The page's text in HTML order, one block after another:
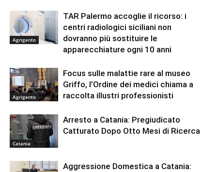
Agrigento
TAR Palermo accoglie il ricorso: i
centri radiologici siciliani non
dovranno più sostituire le
apparecchiature ogni 10 anni
Agrigento
Focus sulle malattie rare al museo
Griffo, l’Ordine dei medici chiama a
raccolta illustri professionisti
Catania
Arresto a Catania: Pregiudicato
Catturato Dopo Otto Mesi di Ricerca
Aggressione Domestica a Catania: